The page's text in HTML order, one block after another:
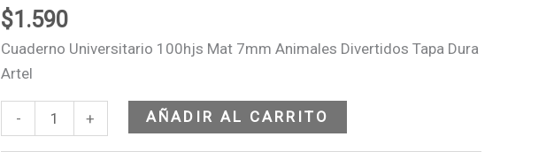
$1.590
Cuaderno Universitario 100hjs Mat 7mm Animales Divertidos Tapa Dura
Artel
-
7mm
Animales
Divertidos
Tapa
Artel
+ AÑADIR AL CARRITO